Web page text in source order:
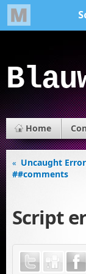
Home
« Uncaught
##comments
Script